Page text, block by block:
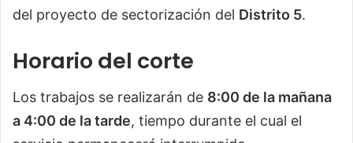
del proyecto de sectorización del Distrito 5.
Horario del corte
Los trabajos se realizarán de 8:00 de la mañana
a 4:00 de la tarde, tiempo durante el cual el